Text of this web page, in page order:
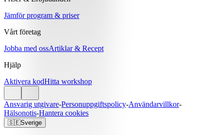
Jämför program & priser
Vårt företag
Jobba med ossArtiklar & Recept
Hjälp
Aktivera kodHitta workshop
Ansvarig utgivare-Personuppgiftspolicy-Användarvillkor-
Hälsonotis-Hantera cookies
🇸🇪Sverige